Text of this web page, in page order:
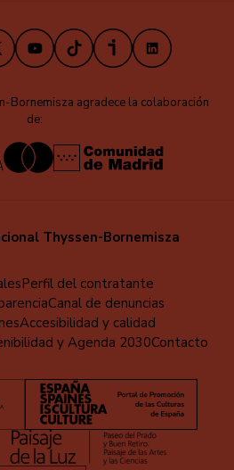
YoutubeTikTokiVooxLinkedIn
Bornemisza agradece la colaboración
de:
Thyssen-Bornemisza
Perfil del contratante
Canal de denuncias
Accesibilidad y calidad
y Agenda 2030Contacto